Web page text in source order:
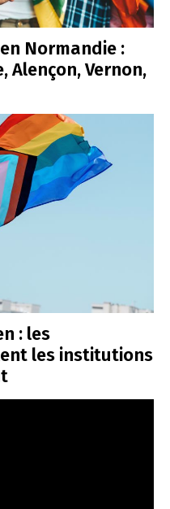
Normandie :
Alençon, Vernon,
: les
les institutions